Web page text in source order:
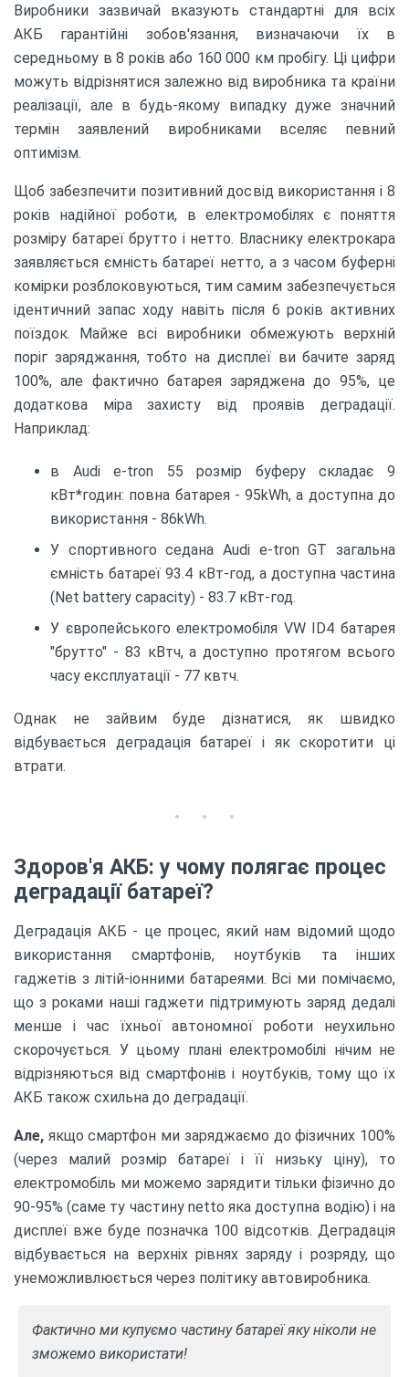
Виробники зазвичай вказують стандартні для всіх
АКБ гарантійні зобов'язання, визначаючи їх в
середньому в 8 років або 160 000 км пробігу. Ці цифри
можуть відрізнятися залежно від виробника та країни
реалізації, але в будь-якому випадку дуже значний
термін заявлений виробниками вселяє певний
оптимізм.
Щоб забезпечити позитивний досвід використання і 8
років надійної роботи, в електромобілях є поняття
розміру батареї брутто і нетто. Власнику електрокара
заявляється ємність батареї нетто, а з часом буферні
комірки розблоковуються, тим самим забезпечується
ідентичний запас ходу навіть після 6 років активних
поїздок. Майже всі виробники обмежують верхній
поріг заряджання, тобто на дисплеї ви бачите заряд
100%, але фактично батарея заряджена до 95%, це
додаткова міра захисту від проявів деградації.
Наприклад:
в Audi e-tron 55 розмір буферу складає 9
кВт*годин: повна батарея - 95kWh, а доступна до
використання - 86kWh.
У спортивного седана Audi e-tron GT загальна
ємність батареї 93.4 кВт-год, а доступна частина
(Net battery capacity) - 83.7 кВт-год.
У європейського електромобіля VW ID4 батарея
"брутто" - 83 кВтч, а доступно протягом всього
часу експлуатації - 77 квтч.
Однак не зайвим буде дізнатися, як швидко
відбувається деградація батареї і як скоротити ці
втрати.
Здоров'я АКБ: у чому полягає процес
деградації батареї?
Деградація АКБ - це процес, який нам відомий щодо
використання смартфонів, ноутбуків та інших
гаджетів з літій-іонними батареями. Всі ми помічаємо,
що з роками наші гаджети підтримують заряд дедалі
менше і час їхньої автономної роботи неухильно
скорочується. У цьому плані електромобілі нічим не
відрізняються від смартфонів і ноутбуків, тому що їх
АКБ також схильна до деградації.
Але, якщо смартфон ми заряджаємо до фізичних 100%
(через малий розмір батареї і її низьку ціну), то
електромобіль ми можемо зарядити тільки фізично до
90-95% (саме ту частину netto яка доступна водію) і на
дисплеї вже буде позначка 100 відсотків. Деградація
відбувається на верхніх рівнях заряду і розряду, що
унеможливлюється через політику автовиробника.
Фактично ми купуємо частину батареї яку ніколи не
зможемо використати!